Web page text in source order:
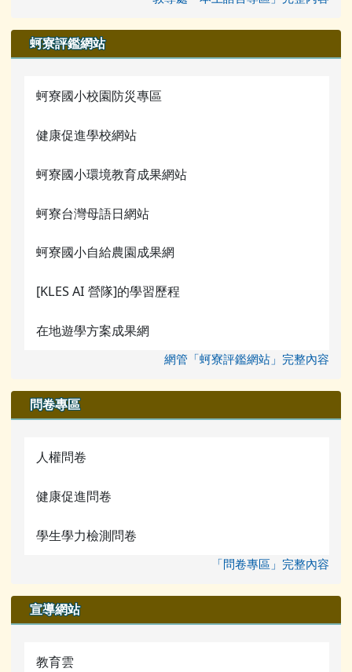
蚵寮評鑑網站
蚵寮國小校園防災專區
健康促進學校網站
蚵寮國小環境教育成果網站
蚵寮台灣母語日網站
蚵寮國小自給農園成果網
[KLES AI 營隊]的學習歷程
在地遊學方案成果網
網管「蚵寮評鑑網站」完整內容
問卷專區
人權問卷
健康促進問卷
學生學力檢測問卷
「問卷專區」完整內容
宣導網站
教育雲